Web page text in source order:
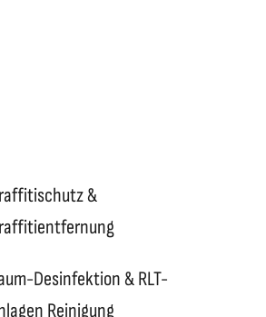
&
Desinfektion & RLT-
Reinigung